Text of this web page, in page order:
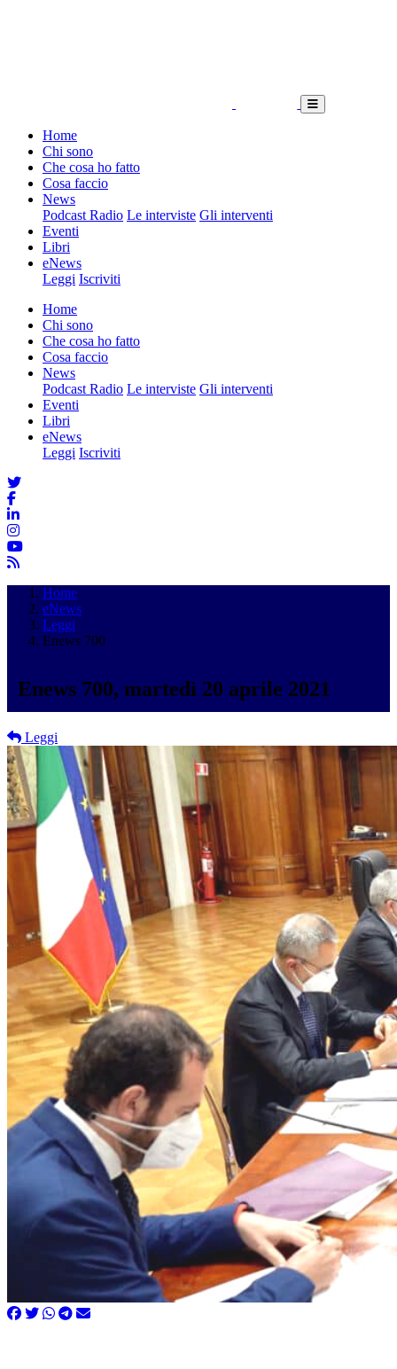
Home
Chi sono
Che cosa ho fatto
Cosa faccio
News
Podcast Radio Le interviste Gli interventi
Eventi
Libri
eNews
Leggi Iscriviti
Home
Chi sono
Che cosa ho fatto
Cosa faccio
News
Podcast Radio Le interviste Gli interventi
Eventi
Libri
eNews
Leggi Iscriviti
Home
eNews
Leggi
Enews 700
Enews 700, martedì 20 aprile 2021
Leggi